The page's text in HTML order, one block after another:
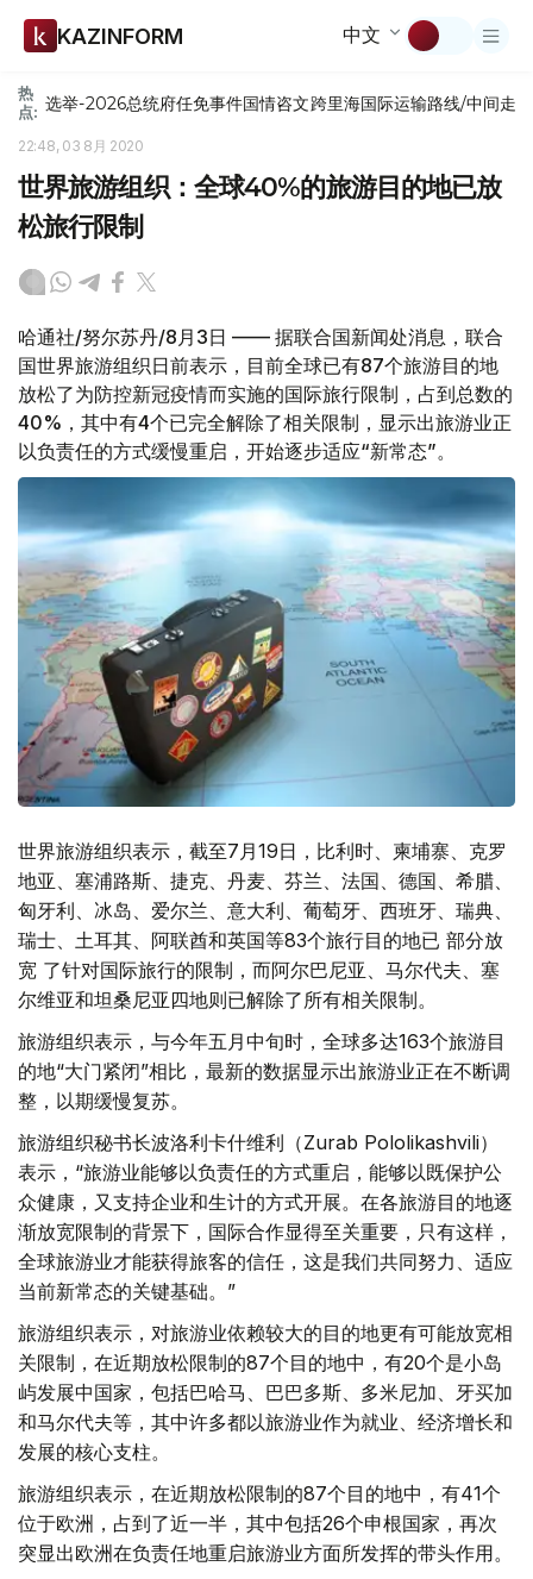
KAZINFORM 中文
热
点: 选举-2026总统府任免事件国情咨文跨里海国际运输路线/中间走廊
22:48, 03 8月 2020
世界旅游组织：全球40%的旅游目的地已放
松旅行限制
哈通社/努尔苏丹/8月3日 —— 据联合国新闻处消息，联合
国世界旅游组织日前表示，目前全球已有87个旅游目的地
放松了为防控新冠疫情而实施的国际旅行限制，占到总数的
40%，其中有4个已完全解除了相关限制，显示出旅游业正
以负责任的方式缓慢重启，开始逐步适应“新常态”。
世界旅游组织表示，截至7月19日，比利时、柬埔寨、克罗
地亚、塞浦路斯、捷克、丹麦、芬兰、法国、德国、希腊、
匈牙利、冰岛、爱尔兰、意大利、葡萄牙、西班牙、瑞典、
瑞士、土耳其、阿联酋和英国等83个旅行目的地已 部分放
宽 了针对国际旅行的限制，而阿尔巴尼亚、马尔代夫、塞
尔维亚和坦桑尼亚四地则已解除了所有相关限制。
旅游组织表示，与今年五月中旬时，全球多达163个旅游目
的地“大门紧闭”相比，最新的数据显示出旅游业正在不断调
整，以期缓慢复苏。
旅游组织秘书长波洛利卡什维利（Zurab Pololikashvili）
表示，“旅游业能够以负责任的方式重启，能够以既保护公
众健康，又支持企业和生计的方式开展。在各旅游目的地逐
渐放宽限制的背景下，国际合作显得至关重要，只有这样，
全球旅游业才能获得旅客的信任，这是我们共同努力、适应
当前新常态的关键基础。”
旅游组织表示，对旅游业依赖较大的目的地更有可能放宽相
关限制，在近期放松限制的87个目的地中，有20个是小岛
屿发展中国家，包括巴哈马、巴巴多斯、多米尼加、牙买加
和马尔代夫等，其中许多都以旅游业作为就业、经济增长和
发展的核心支柱。
旅游组织表示，在近期放松限制的87个目的地中，有41个
位于欧洲，占到了近一半，其中包括26个申根国家，再次
突显出欧洲在负责任地重启旅游业方面所发挥的带头作用。